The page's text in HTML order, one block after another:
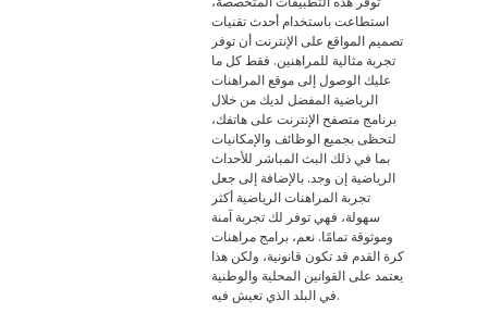
استطاعت باستخدام أحدث تقنيات
تصميم المواقع على الإنترنت أن توفر
تجربة مثالية للمراهنين. فقط كل ما
عليك الوصول إلى موقع المراهنات
الرياضية المفضل لديك من خلال
برنامج متصفح الإنترنت على هاتفك،
لتحظى بجميع الوظائف والإمكانيات
بما في ذلك البث المباشر للأحداث
الرياضية إن وجد. بالإضافة إلى جعل
تجربة المراهنات الرياضية أكثر
سهولة، فهي توفر لك تجربة آمنة
وموثوقة تمامًا. نعم، برامج مراهنات
كرة القدم قد تكون قانونية، ولكن هذا
يعتمد على القوانين المحلية والوطنية
في البلد الذي تعيش فيه.